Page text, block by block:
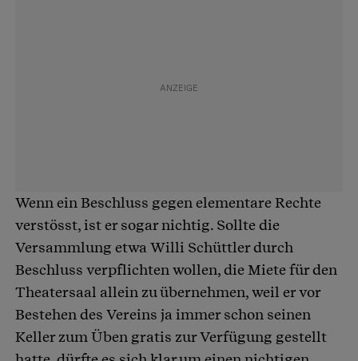
Wenn ein Beschluss gegen elementare Rechte
verstösst, ist er sogar nichtig. Sollte die
Versammlung etwa Willi Schüttler durch
Beschluss verpflichten wollen, die Miete für den
Theatersaal allein zu übernehmen, weil er vor
Bestehen des Vereins ja immer schon seinen
Keller zum Üben gratis zur Verfügung gestellt